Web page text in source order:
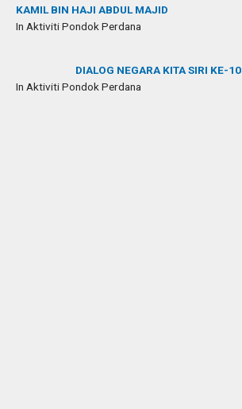
KAMIL BIN HAJI ABDUL MAJID
In Aktiviti Pondok Perdana
DIALOG NEGARA KITA SIRI KE-10
In Aktiviti Pondok Perdana